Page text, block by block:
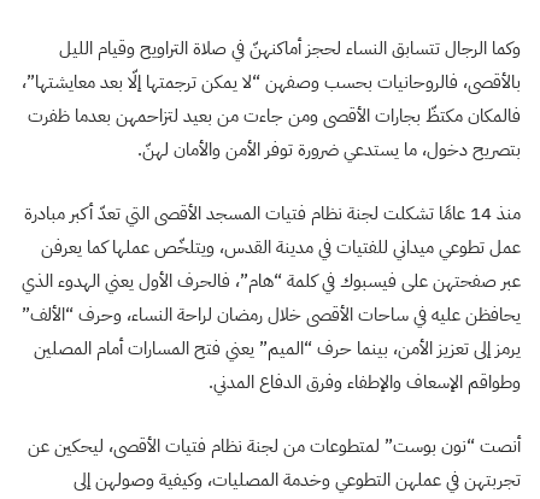
وكما الرجال تتسابق النساء لحجز أماكنهنّ في صلاة التراويح وقيام الليل
بالأقصى، فالروحانيات بحسب وصفهن “لا يمكن ترجمتها إلّا بعد معايشتها”،
فالمكان مكتظّ بجارات الأقصى ومن جاءت من بعيد لتزاحمهن بعدما ظفرت
بتصريح دخول، ما يستدعي ضرورة توفر الأمن والأمان لهنّ.
منذ 14 عامًا تشكلت لجنة نظام فتيات المسجد الأقصى التي تعدّ أكبر مبادرة
عمل تطوعي ميداني للفتيات في مدينة القدس، ويتلخّص عملها كما يعرفن
عبر صفحتهن على فيسبوك في كلمة “هام”، فالحرف الأول يعني الهدوء الذي
يحافظن عليه في ساحات الأقصى خلال رمضان لراحة النساء، وحرف “الألف”
يرمز إلى تعزيز الأمن، بينما حرف “الميم” يعني فتح المسارات أمام المصلين
وطواقم الإسعاف والإطفاء وفرق الدفاع المدني.
أنصت “نون بوست” لمتطوعات من لجنة نظام فتيات الأقصى، ليحكين عن
تجربتهن في عملهن التطوعي وخدمة المصليات، وكيفية وصولهن إلى